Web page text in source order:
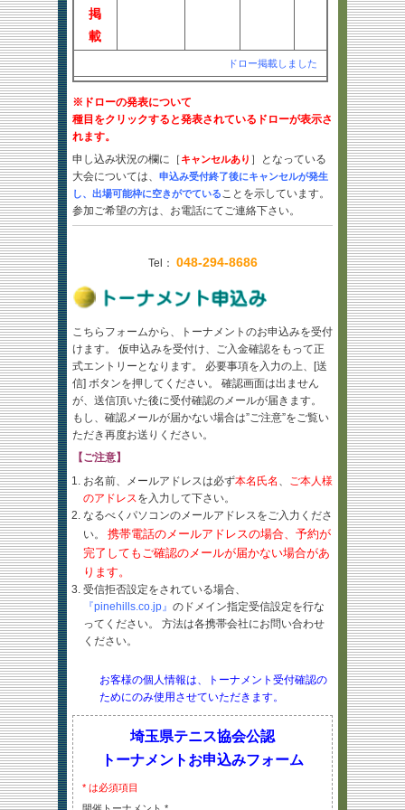
掲
載
ドロー掲載しました
※ドローの発表について
種目をクリックすると発表されているドローが表示さ
れます。
申し込み状況の欄に［ キャンセルあり ］となっている
大会については、
申込み受付終了後にキャンセルが発生
し、出場可能枠に空きがでている ことを示しています。
参加ご希望の方は、
お電話にて ご連絡下さい。
Tel： 048-294-8686
こちらフォームから、トーナメントのお申込みを受付
けます。 仮申込みを受付け、ご入金確認をもって正
式エントリーとなります。 必要事項を入力の上、[送
信] ボタンを押してください。 確認画面は出ません
が、送信頂いた後に受付確認のメールが届きます。
もし、確認メールが届かない場合は”ご注意”をご覧い
ただき再度お送りください。
【ご注意】
お名前、メールアドレスは必ず本名氏名
ご本人様
のアドレス を入力して下さい。
なるべくパソコンのメールアドレスをご入力くださ
い。 携帯電話のメールアドレスの場合、予約が
完了してもご確認のメールが届かない場合があ
ります。
受信拒否設定をされている場合、
『pinehills.co.jp』 のドメイン指定受信設定を行な
ってください。 方法は各携帯会社にお問い合わせ
ください。
お客様の個人情報は、トーナメント受付確認の
ためにのみ使用させていただきます。
埼玉県テニス協会公認
トーナメントお申込みフォーム
* は必須項目